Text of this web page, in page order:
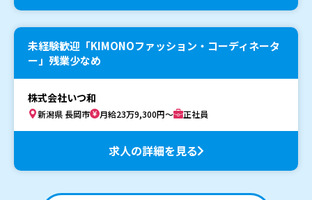
未経験歓迎「KIMONOファッション・コーディネータ
ー」残業少なめ
株式会社いつ和
新潟県 長岡市 月給23万9,300円～ 正社員
求人の詳細を見る